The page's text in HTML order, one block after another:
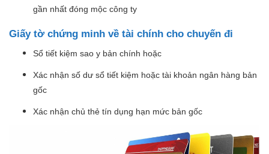
gần nhất đóng mộc công ty
Giấy tờ chứng minh về tài chính cho chuyến đi
Sổ tiết kiệm sao y bản chính hoặc
Xác nhận số dư sổ tiết kiệm hoặc tài khoản ngân hàng bản
gốc
Xác nhận chủ thẻ tín dụng hạn mức bản gốc